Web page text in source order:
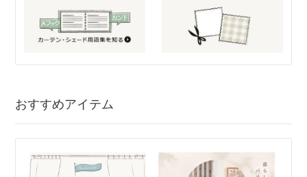
おすすめアイテム